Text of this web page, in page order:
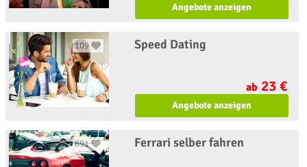
Angebote anzeigen
109 Speed Dating
ab 23 €
Angebote anzeigen
691 Ferrari selber fahren